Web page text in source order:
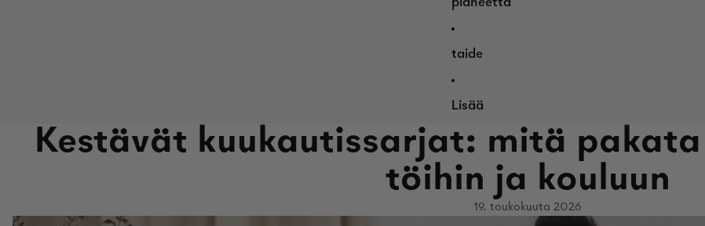
taide
Lisää
Kestävät kuukautissarjat: mitä
töihin ja kouluun
19. toukokuuta 2026